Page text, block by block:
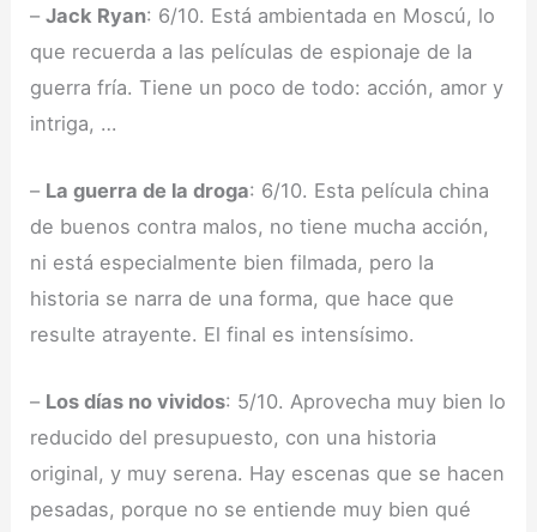
–Jack Ryan: 6/10. Está ambientada en Moscú, lo
que recuerda a las películas de espionaje de la
guerra fría. Tiene un poco de todo: acción, amor y
intriga, …
– La guerra de la droga: 6/10. Esta película china
de buenos contra malos, no tiene mucha acción,
ni está especialmente bien filmada, pero la
historia se narra de una forma, que hace que
resulte atrayente. El final es intensísimo.
– Los días no vividos: 5/10. Aprovecha muy bien lo
reducido del presupuesto, con una historia
original, y muy serena. Hay escenas que se hacen
pesadas, porque no se entiende muy bien qué